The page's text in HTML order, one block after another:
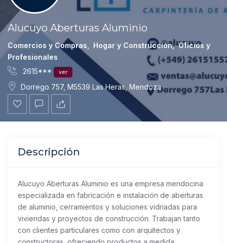
Alucuyo Aberturas Aluminio
Comercios y Compras Hogar y Construcción, Oficios y
Profesionales
2615***
ver
Dorrego 757, M5539 Las Heras, Mendoza
Descripción
Alucuyo Aberturas Aluminio es una empresa mendocina
especializada en fabricación e instalación de aberturas
de aluminio, cerramientos y soluciones vidriadas para
viviendas y proyectos de construcción. Trabajan tanto
con clientes particulares como con arquitectos y